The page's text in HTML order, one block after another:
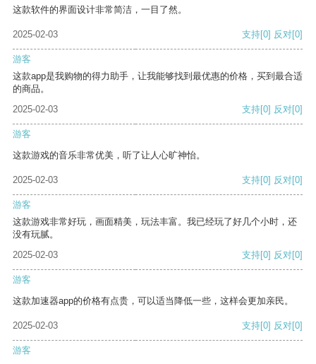
这款软件的界面设计非常简洁，一目了然。
2025-02-03 支持[0] 反对[0]
游客
这款app是我购物的得力助手，让我能够找到最优惠的价格，买到最合适
的商品。
2025-02-03
支持[0] 反对[0]
游客
这款游戏的音乐非常优美，听了让人心旷神怡。
2025-02-03 支持[0] 反对[0]
游客
这款游戏非常好玩，画面精美，玩法丰富。我已经玩了好几个小时，还
没有玩腻。
2025-02-03
支持[0] 反对[0]
游客
这款加速器app的价格有点贵，可以适当降低一些，这样会更加亲民。
2025-02-03 支持[0] 反对[0]
游客